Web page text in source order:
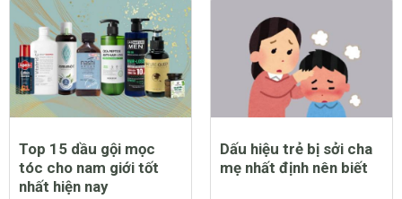
Trẻ bị sởi có biểu hiện
như thế nào?
Top 12 máy chạy bộ tại
nhà tốt nhất hiện nay